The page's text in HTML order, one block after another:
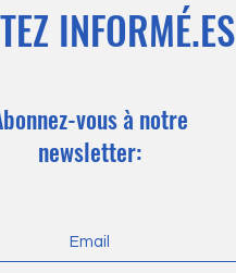
INFORMÉ.ES
vous à notre
newsletter: